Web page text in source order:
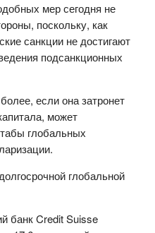
мер сегодня не
поскольку, как
санкции не достигают
подсанкционных
если она затронет
может
глобальных
глобальной
банк Credit Suisse